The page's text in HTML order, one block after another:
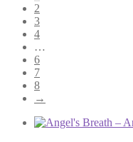
2
3
4
…
6
7
8
→